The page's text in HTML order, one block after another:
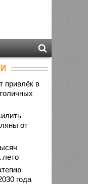
привлёк в
от
лето
года